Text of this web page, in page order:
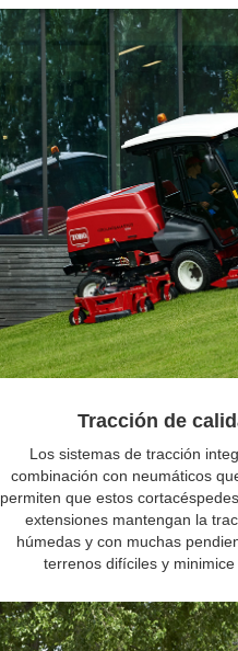
Tracción de
Los sistemas de tracción
combinación con neumáticos
permiten que estos
extensiones mantengan la
húmedas y con muchas
terrenos difíciles y minimice